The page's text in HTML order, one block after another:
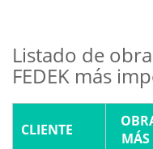
Listado de
FEDEK más
CLIENTE